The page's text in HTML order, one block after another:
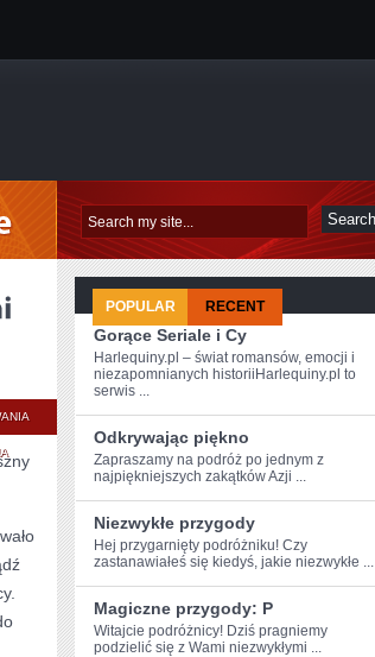
OBYWATELE
JEŻDŻĄ
ZAWSZE.
PRZED
STULECIAMI
POKONANIE
POPULAR RECENT
Gorące Seriale i Cy
Harlequiny.pl – świat romansów, emocji i
niezapomnianych historiiHarlequiny.pl to
serwis ...
Odkrywając piękno
Zapraszamy⁣ na podróż po⁤ jednym z
najpiękniejszych‍ zakątków Azji ...
Niezwykłe przygody
Hej​ przygarnięty podróżniku! Czy
zastanawiałeś‌ się kiedyś, jakie niezwykłe ...
Magiczne przygody: P
Witajcie podróżnicy! Dziś pragniemy
podzielić się z Wami niezwykłymi ...